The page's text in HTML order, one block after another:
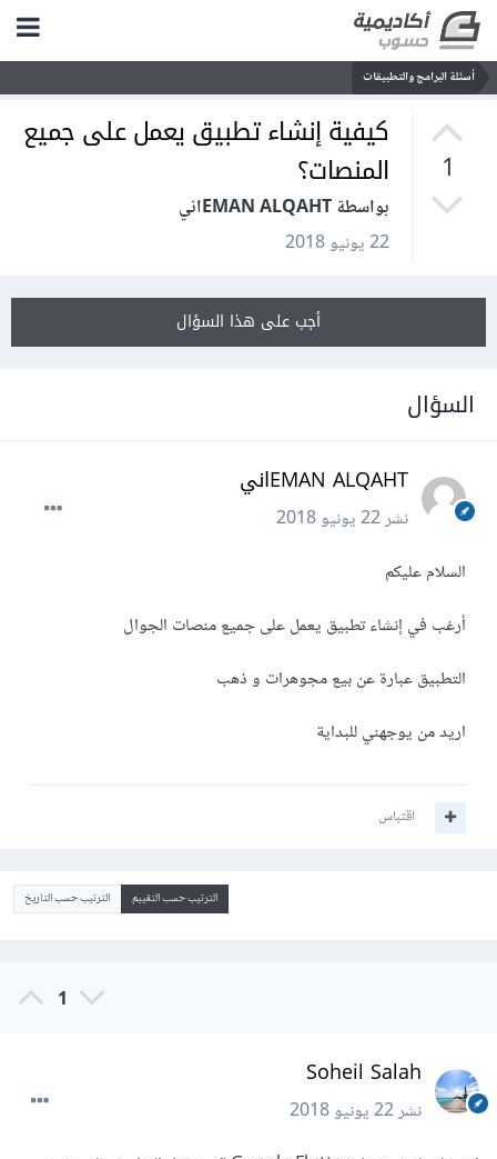
أسئلة البرامج والتطبيقات
1
كيفية إنشاء تطبيق يعمل على جميع
المنصات؟
بواسطة EMAN ALQAHTاني
22 يونيو 2018
أجب على هذا السؤال
السؤال
EMAN ALQAHTاني
نشر22 يونيو 2018
السلام عليكم
أرغب في إنشاء تطبيق يعمل على جميع منصات الجوال
التطبيق عبارة عن بيع مجوهرات و ذهب
اريد من يوجهني للبداية
اقتباس
الترتيب حسب التقييم الترتيب حسب التاريخ
1
Soheil Salah
نشر22 يونيو 2018